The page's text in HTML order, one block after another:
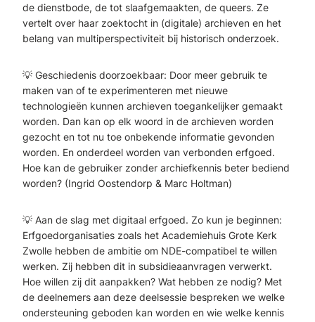
de dienstbode, de tot slaafgemaakten, de queers. Ze
vertelt over haar zoektocht in (digitale) archieven en het
belang van multiperspectiviteit bij historisch onderzoek.
💡 Geschiedenis doorzoekbaar: Door meer gebruik te
maken van of te experimenteren met nieuwe
technologieën kunnen archieven toegankelijker gemaakt
worden. Dan kan op elk woord in de archieven worden
gezocht en tot nu toe onbekende informatie gevonden
worden. En onderdeel worden van verbonden erfgoed.
Hoe kan de gebruiker zonder archiefkennis beter bediend
worden? (Ingrid Oostendorp & Marc Holtman)
💡 Aan de slag met digitaal erfgoed. Zo kun je beginnen:
Erfgoedorganisaties zoals het Academiehuis Grote Kerk
Zwolle hebben de ambitie om NDE-compatibel te willen
werken. Zij hebben dit in subsidieaanvragen verwerkt.
Hoe willen zij dit aanpakken? Wat hebben ze nodig? Met
de deelnemers aan deze deelsessie bespreken we welke
ondersteuning geboden kan worden en wie welke kennis